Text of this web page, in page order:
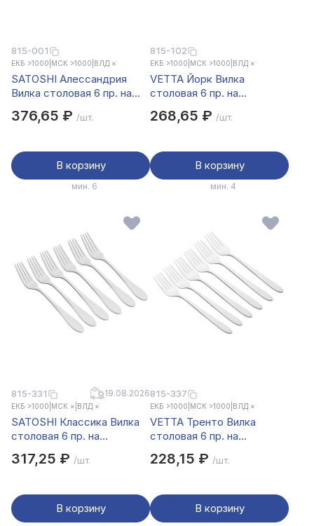
815-001
ЕКБ >1000 МСК >1000 ВЛД ×
SATOSHI Алессандрия
Вилка столовая 6 пр. на
376,65 ₽ /шт.
В корзину
мин. 6
815-102
ЕКБ >1000 МСК >1000 ВЛД ×
VETTA Йорк Вилка
столовая 6 пр. на
268,65 ₽ /шт.
В корзину
мин. 4
815-331 19.08.2026
ЕКБ >1000 МСК × ВЛД ×
SATOSHI Классика Вилка
столовая 6 пр. на
317,25 ₽ /шт.
В корзину
815-337
ЕКБ >1000 МСК >1000 ВЛД ×
VETTA Тренто Вилка
столовая 6 пр. на
228,15 ₽ /шт.
В корзину